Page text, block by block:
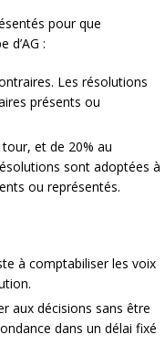
pour que
d’AG :
Les résolutions
présents ou
et de 20% au
sont adoptées à
ou représentés.
à comptabiliser les voix
aux décisions sans être
dans un délai fixé